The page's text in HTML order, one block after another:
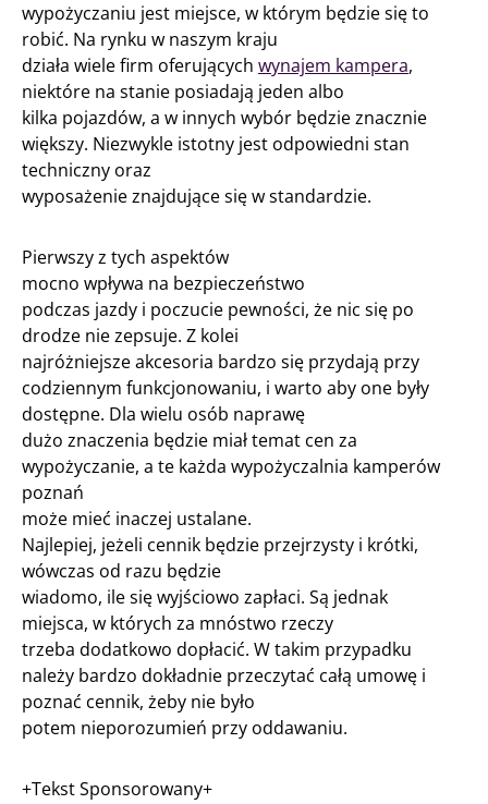
wypożyczaniu jest miejsce, w którym będzie się to
robić. Na rynku w naszym kraju
działa wiele firm oferujących wynajem kampera,
niektóre na stanie posiadają jeden albo
kilka pojazdów, a w innych wybór będzie znacznie
większy. Niezwykle istotny jest odpowiedni stan
techniczny oraz
wyposażenie znajdujące się w standardzie.
Pierwszy z tych aspektów
mocno wpływa na bezpieczeństwo
podczas jazdy i poczucie pewności, że nic się po
drodze nie zepsuje. Z kolei
najróżniejsze akcesoria bardzo się przydają przy
codziennym funkcjonowaniu, i warto aby one były
dostępne. Dla wielu osób naprawę
dużo znaczenia będzie miał temat cen za
wypożyczanie, a te każda wypożyczalnia kamperów
poznań
może mieć inaczej ustalane.
Najlepiej, jeżeli cennik będzie przejrzysty i krótki,
wówczas od razu będzie
wiadomo, ile się wyjściowo zapłaci. Są jednak
miejsca, w których za mnóstwo rzeczy
trzeba dodatkowo dopłacić. W takim przypadku
należy bardzo dokładnie przeczytać całą umowę i
poznać cennik, żeby nie było
potem nieporozumień przy oddawaniu.
+Tekst Sponsorowany+